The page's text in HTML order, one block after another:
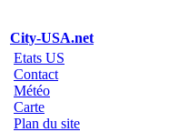
City-USA.net
Etats US
Contact
Météo
Carte
Plan du site